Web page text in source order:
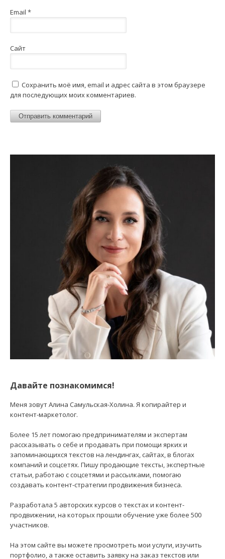
Email *
Сайт
Сохранить моё имя, email и адрес сайта в этом браузере
для последующих моих комментариев.
Давайте познакомимся!
Меня зовут Алина Самульская-Холина. Я копирайтер и
контент-маркетолог.
Более 15 лет помогаю предпринимателям и экспертам
рассказывать о себе и продавать при помощи ярких и
запоминающихся текстов на лендингах, сайтах, в блогах
компаний и соцсетях. Пишу продающие тексты, экспертные
статьи, работаю с соцсетями и рассылками, помогаю
создавать контент-стратегии продвижения бизнеса.
Разработала 5 авторских курсов о текстах и контент-
продвижении, на которых прошли обучение уже более 500
участников.
На этом сайте вы можете просмотреть мои услуги, изучить
портфолио, а также оставить заявку на заказ текстов или